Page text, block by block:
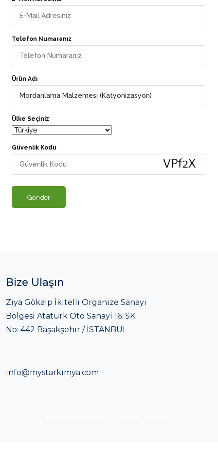
Telefon Numaranız
Ürün Adı
Ülke Seçiniz
Güvenlik Kodu
Gönder
Bize Ulaşın
Ziya Gökalp İkitelli Organize Sanayi
Bölgesi Atatürk Oto Sanayi 16. SK.
No: 442 Başakşehir / İSTANBUL
info@mystarkimya.com